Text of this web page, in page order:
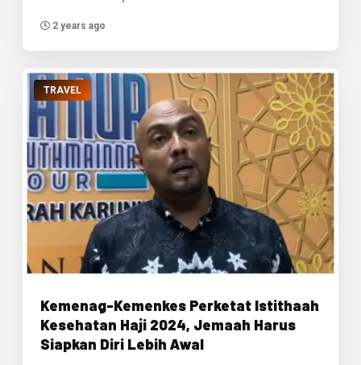
2 years ago
TRAVEL
Kemenag-Kemenkes Perketat Istithaah
Kesehatan Haji 2024, Jemaah Harus
Siapkan Diri Lebih Awal